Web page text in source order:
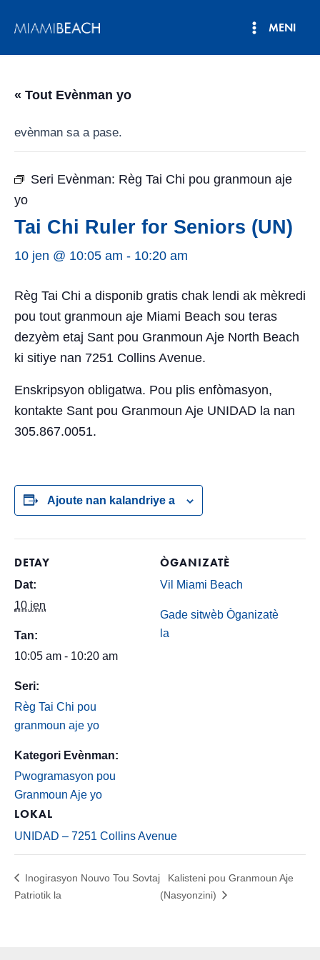
nan
MENI
« Tout Evènman yo
evènman sa a pase.
Seri Evènman: Règ Tai Chi pou granmoun aje
yo
Tai Chi Ruler for Seniors (UN)
10 jen @ 10:05 am - 10:20 am
Règ Tai Chi a disponib gratis chak lendi ak mèkredi
pou tout granmoun aje Miami Beach sou teras
dezyèm etaj Sant pou Granmoun Aje North Beach
ki sitiye nan 7251 Collins Avenue.
Enskripsyon obligatwa. Pou plis enfòmasyon,
kontakte Sant pou Granmoun Aje UNIDAD la nan
305.867.0051.
Ajoute nan kalandriye a
DETAY
Dat:
10 jen
Tan:
10:05 am - 10:20 am
Seri:
Règ Tai Chi pou
granmoun aje yo
Kategori Evènman:
Pwogramasyon pou
Granmoun Aje yo
LOKAL
UNIDAD – 7251 Collins Avenue
ÒGANIZATÈ
Vil Miami Beach
Gade sitwèb Òganizatè
la
Inogirasyon Nouvo Tou Sovtaj
Patriotik la
Kalisteni pou Granmoun Aje
(Nasyonzini)